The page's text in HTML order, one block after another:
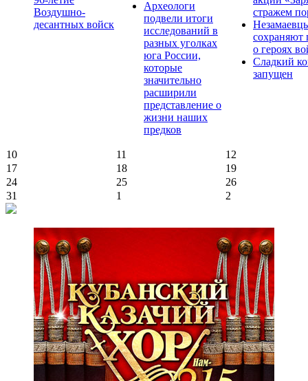
Воздушно-
десантных войск
Археологи
подвели итоги
исследований в
разных уголках
юга России,
которые
значительно
расширили
представление о
жизни наших
предков
стражем
сохраняют
о героях
Сладкий
запущен
10 11
12
17
18
19
24
25
26
31
1 2